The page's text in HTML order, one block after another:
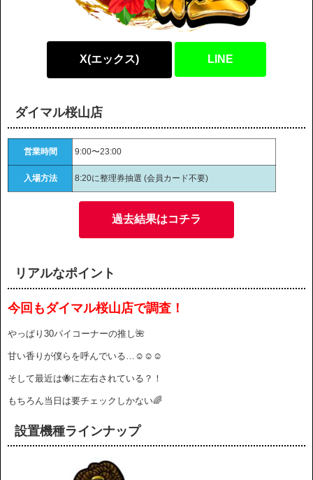
X(エックス) LINE
ダイマル桜山店
営業時間 9:00〜23:00
入場方法 8:20に整理券抽選 (会員カード不要)
過去結果はコチラ
リアルなポイント
今回もダイマル桜山店で調査！
やっぱり30パイコーナーの推し🌺
甘い香りが僕らを呼んでいる…☺️☺️☺️
そして最近は🐝に左右されている？！
もちろん当日は要チェックしかない🌈
設置機種ラインナップ